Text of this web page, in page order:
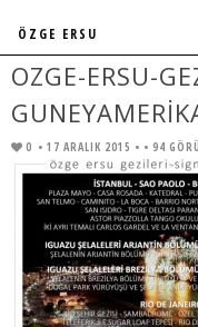
OZGE-ERSU-
0 • 17 ARALIK 2015 • • 94
ÖZGE ERSU